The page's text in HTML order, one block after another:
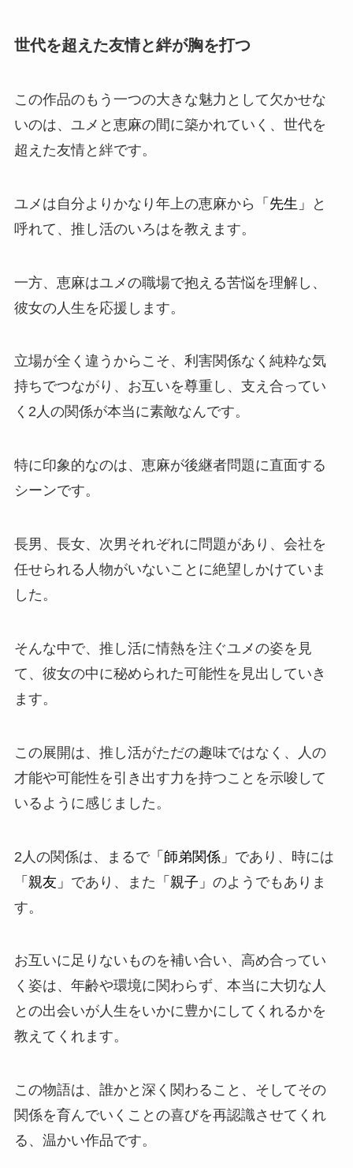
世代を超えた友情と絆が胸を打つ
この作品のもう一つの大きな魅力として欠かせな
いのは、ユメと恵麻の間に築かれていく、 世代を
超えた友情と絆です。
ユメは自分よりかなり年上の恵麻から 「先生」
と
呼れて、推し活のいろはを教えます。
一方、恵麻はユメの職場で抱える苦悩を理解し、
彼女の人生を応援します。
立場が全く違うからこそ、利害関係なく純粋な気
持ちでつながり、お互いを尊重し、支え合ってい
く2人の関係が本当に素敵なんです。
特に印象的なのは、恵麻が後継者問題に直面する
シーンです。
長男、長女、次男それぞれに問題があり、会社を
任せられる人物がいないことに絶望しかけていま
した。
そんな中で、推し活に情熱を注ぐユメの姿を見
て、彼女の中に秘められた可能性を見出していき
ます。
この展開は、推し活がただの趣味ではなく、人の
才能や可能性を引き出す力を持つことを示唆して
いるように感じました。
2人の関係は、まるで「師弟関係」 であり、時には
「親友」 であり、また 「親子」 のようでもありま
す。
お互いに足りないものを補い合い、高め合ってい
く姿は、年齢や環境に関わらず、本当に大切な人
との出会いが人生をいかに豊かにしてくれるかを
教えてくれます。
この物語は、誰かと深く関わること、そしてその
関係を育んでいくことの喜びを再認識させてくれ
る、温かい作品です。